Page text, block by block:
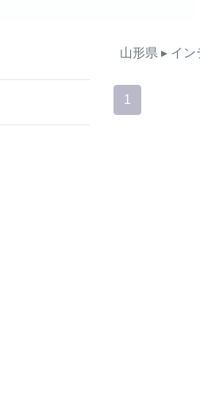
山形県 ▸ イン
1